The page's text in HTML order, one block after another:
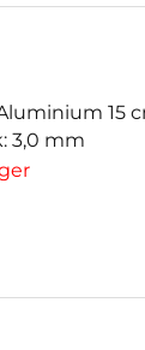
15
3,0 mm